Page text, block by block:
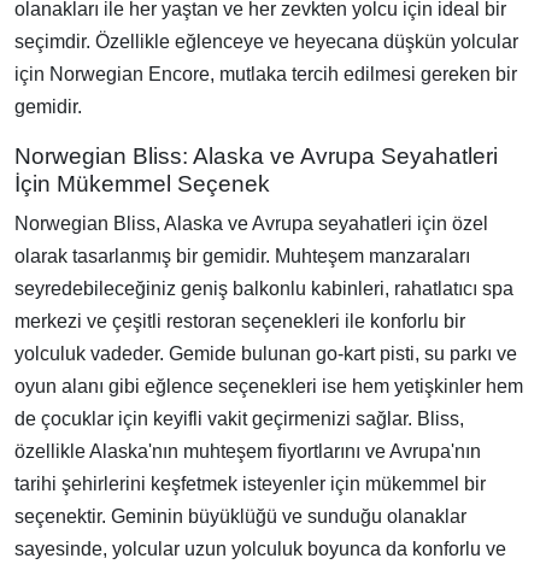
olanakları ile her yaştan ve her zevkten yolcu için ideal bir
seçimdir. Özellikle eğlenceye ve heyecana düşkün yolcular
için Norwegian Encore, mutlaka tercih edilmesi gereken bir
gemidir.
Norwegian Bliss: Alaska ve Avrupa Seyahatleri
İçin Mükemmel Seçenek
Norwegian Bliss, Alaska ve Avrupa seyahatleri için özel
olarak tasarlanmış bir gemidir. Muhteşem manzaraları
seyredebileceğiniz geniş balkonlu kabinleri, rahatlatıcı spa
merkezi ve çeşitli restoran seçenekleri ile konforlu bir
yolculuk vadeder. Gemide bulunan go-kart pisti, su parkı ve
oyun alanı gibi eğlence seçenekleri ise hem yetişkinler hem
de çocuklar için keyifli vakit geçirmenizi sağlar. Bliss,
özellikle Alaska'nın muhteşem fiyortlarını ve Avrupa'nın
tarihi şehirlerini keşfetmek isteyenler için mükemmel bir
seçenektir. Geminin büyüklüğü ve sunduğu olanaklar
sayesinde, yolcular uzun yolculuk boyunca da konforlu ve